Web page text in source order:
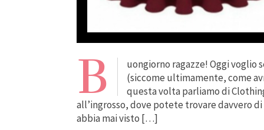
B
uongiorno ragazze! Oggi
(siccome ultimamente, come
questa volta parliamo di
all’ingrosso, dove potete trovare davvero
abbia mai visto […]